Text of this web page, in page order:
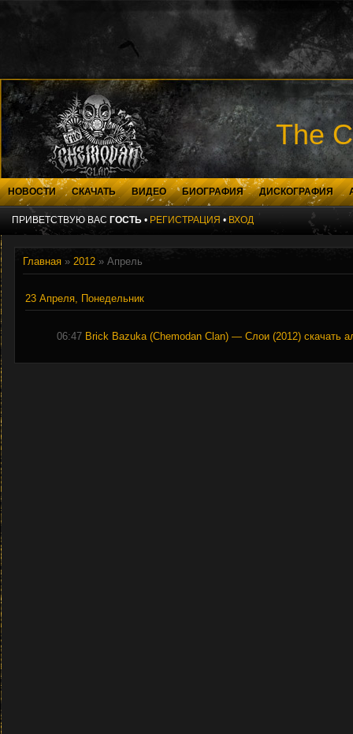
The
НОВОСТИ СКАЧАТЬ ВИДЕО БИОГРАФИЯ ДИСКОГРАФИЯ
ПРИВЕТСТВУЮ ВАС ГОСТЬ • РЕГИСТРАЦИЯ • ВХОД
Главная » 2012 » Апрель
23 Апреля, Понедельник
06:47 Brick Bazuka (Chemodan Clan) — Слои (2012) скачать